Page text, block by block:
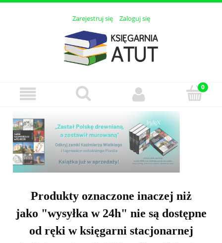
Zarejestruj się Zaloguj się
Produkty oznaczone inaczej niż
jako "wysyłka w 24h" nie są dostępne
od ręki w księgarni stacjonarnej